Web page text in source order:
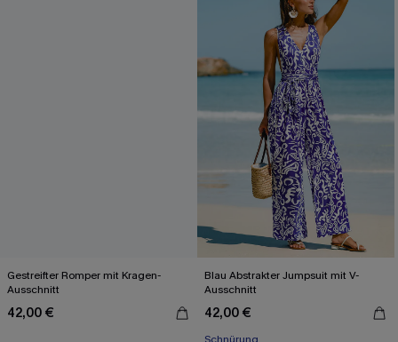
Gestreifter Romper mit Kragen-
Ausschnitt
42,00 €
Blau Abstrakter Jumpsuit mit V-
Ausschnitt
42,00 €